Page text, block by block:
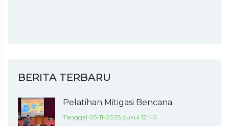
BERITA TERBARU
Pelatihan Mitigasi Bencana
Tanggal 05-11-2025 pukul 12:40